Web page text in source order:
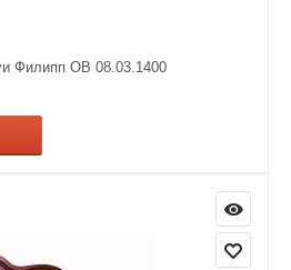
Филипп ОВ 08.03.1400